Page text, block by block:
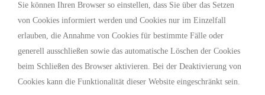
Sie können Ihren Browser so einstellen, dass Sie über das Setzen
von Cookies informiert werden und Cookies nur im Einzelfall
erlauben, die Annahme von Cookies für bestimmte Fälle oder
generell ausschließen sowie das automatische Löschen der Cookies
beim Schließen des Browser aktivieren. Bei der Deaktivierung von
Cookies kann die Funktionalität dieser Website eingeschränkt sein.